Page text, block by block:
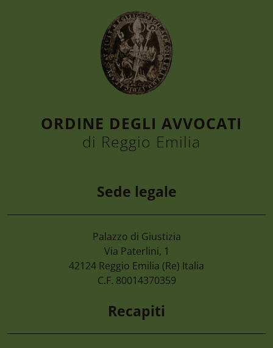
7 Agosto 2026
Camera Di Commercio Emilia –
Di Imprese Non Più Operative
ORDINE DEGLI AVVOCATI
di Reggio Emilia
Sede legale
Palazzo di Giustizia
Via Paterlini, 1
42124 Reggio Emilia (Re) Italia
C.F. 80014370359
Recapiti